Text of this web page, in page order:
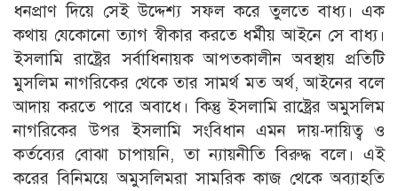
ধনপ্রাণ দিয়ে সেই উদ্দেশ্য সফল করে তুলতে বাধ্য। এক
কথায় যেকোনাে ত্যাগ স্বীকার করতে ধর্মীয় আইনে সে বাধ্য।
ইসলামি রাষ্ট্রের সর্বাধিনায়ক আপতকালীন অবস্থায় প্রতিটি
মুসলিম নাগরিকের থেকে তার সামর্থ মত অর্থ, আইনের বলে
আদায় করতে পারে অবাধে। কিন্তু ইসলামি রাষ্ট্রের অমুসলিম
নাগরিকের উপর ইসলামি সংবিধান এমন দায়-দায়িত্ব ও
কর্তব্যের বােঝা চাপায়নি, তা ন্যায়নীতি বিরুদ্ধ বলে। এই
করের বিনিময়ে অমুসলিমরা সামরিক কাজ থেকে অব্যাহতি